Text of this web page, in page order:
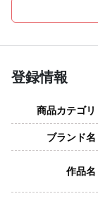
登録情報
商品カテゴリ
ブランド名
作品名